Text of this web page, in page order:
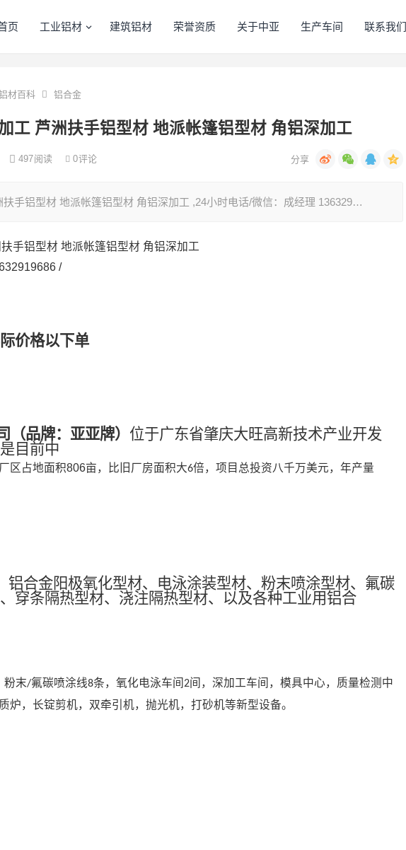
页 工业铝材 建筑铝材 荣誉资质 关于中亚 生产车间 联系我们
材百科 铝合金
工 芦洲扶手铝型材 地派帐篷铝型材 角铝深加工
497阅读 0评论
手铝型材 地派帐篷铝型材 角铝深加工 ,24小时电话/微信：成经理 136329…
手铝型材 地派帐篷铝型材 角铝深加工
/
价格以下单
（品牌：亚亚牌） 位于广东省肇庆大旺高新技术产业开发
目前中
厂区占地面积806亩，比旧厂房面积大6倍，项目总投资八千万美元，年产量
铝合金阳极氧化型材、电泳涂装型材、粉末喷涂型材、氟碳
穿条隔热型材、浇注隔热型材、以及各种工业用铝合
粉末/氟碳喷涂线8条，氧化电泳车间2间，深加工车间，模具中心，质量检测中
炉，长锭剪机，双牵引机，抛光机，打砂机等新型设备。